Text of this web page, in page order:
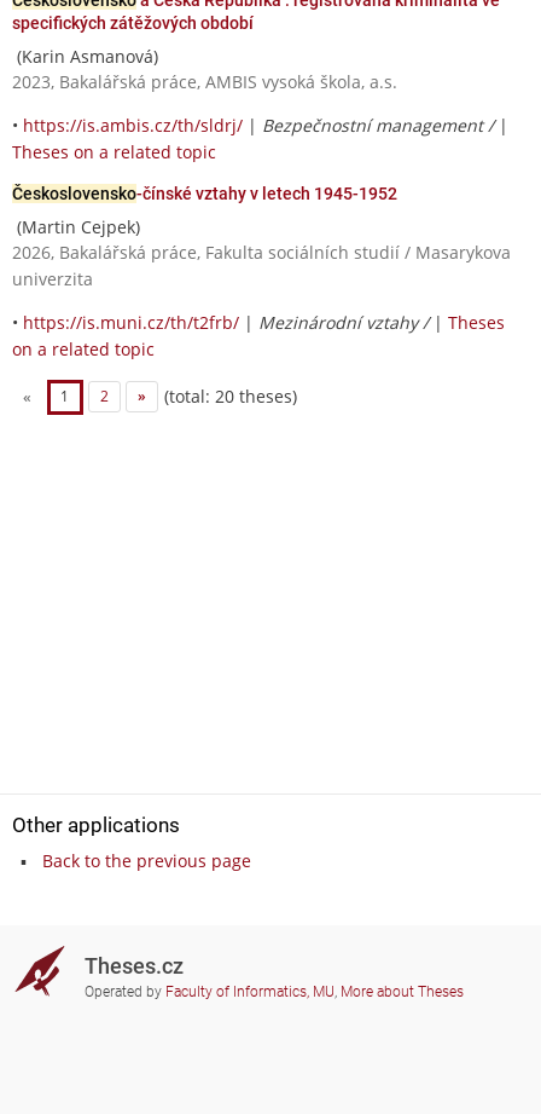
specifických zátěžových období
(Karin Asmanová)
2023, Bakalářská práce, AMBIS vysoká škola, a.s.
• https://is.ambis.cz/th/sldrj/ | Bezpečnostní management / |
Theses on a related topic
Československo-čínské vztahy v letech 1945-1952
(Martin Cejpek)
2026, Bakalářská práce, Fakulta sociálních studií / Masarykova
univerzita
• https://is.muni.cz/th/t2frb/ | Mezinárodní vztahy / | Theses
on a related topic
« 1 2 » (total: 20 theses)
Other applications
Back to the previous page
Theses.cz
Operated by Faculty of Informatics, MU, More about Theses